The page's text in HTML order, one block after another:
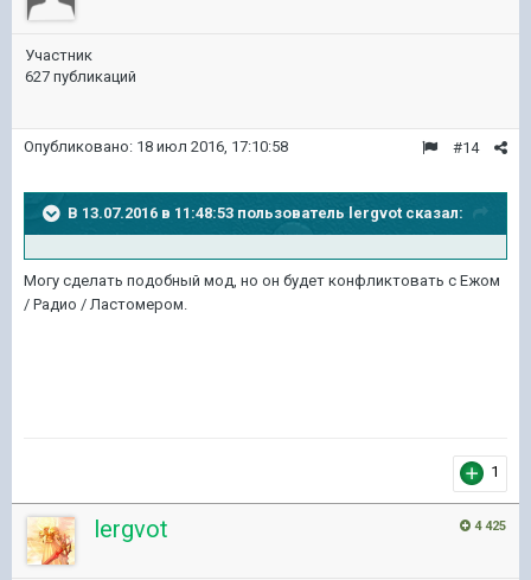
Участник
627 публикаций
#14
Опубликовано: 18 июл 2016, 17:10:58
В 13.07.2016 в 11:48:53 пользователь lergvot сказал:
Могу сделать подобный мод, но он будет конфликтовать с Ежом
/ Радио / Ластомером.
1
4 425
lergvot